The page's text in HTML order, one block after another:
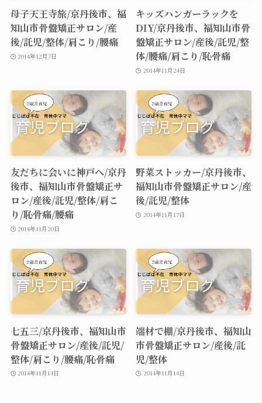
母子天王寺旅/京丹後市、福
知山市骨盤矯正サロン/産
後/託児/整体/肩こり/腰痛
2014年12月7日
キッズハンガーラックを
DIY/京丹後市、福知山市骨
盤矯正サロン/産後/託児/整
体/腰痛/肩こり/恥骨痛
2014年11月24日
友だちに会いに神戸へ/京丹
後市、福知山市骨盤矯正サ
ロン/産後/託児/整体/肩こ
り/恥骨痛/腰痛
2014年11月20日
野菜ストッカー/京丹後市、
福知山市骨盤矯正サロン/産
後/託児/整体
2014年11月17日
七五三/京丹後市、福知山市
骨盤矯正サロン/産後/託児/
整体/肩こり/腰痛/恥骨痛
2014年11月14日
端材で棚/京丹後市、福知山
市骨盤矯正サロン/産後/託
児/整体
2014年11月14日